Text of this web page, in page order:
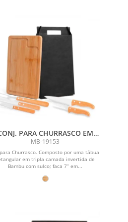
PARA CHURRASCO EM
BAMBU / MADEIRA / INOX
DALLAS - 6 PÇS
MB-19153
Churrasco. Composto por uma tábua
em tripla camada invertida de
Bambu com sulco; faca 7” em...